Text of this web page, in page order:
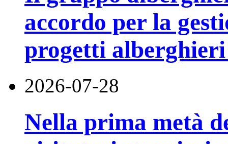
accordo per la
progetti
2026-07-28
Nella prima metà